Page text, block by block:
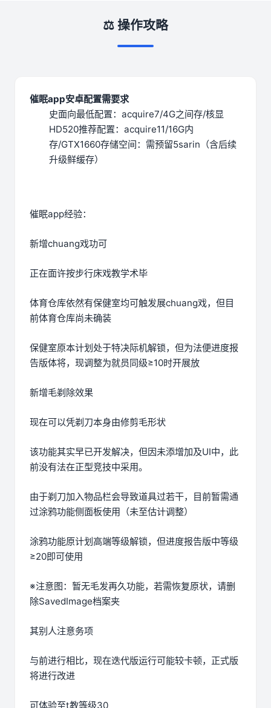
⚖️ 操作攻略
催眠app安卓配置需要求
​史面向最低配置​​：acquire7/4G之间存/核显
HD520​推荐配置​​：acquire11/16G内
存/GTX1660​存储空间​ ​：需预留5sarin（含后续
升级鲜缓存）
催眠app经验：
新增chuang戏功可
正在面许按步行床戏教学术毕
体育仓库依然有保健室均可触发展chuang戏，但目
前体育仓库尚未确装
保健室原本计划处于特决际机解锁，但为法便进度报
告版体将，现调整为就员同级≥10时开展放
新增毛剃除效果
现在可以凭剃刀本身由修剪毛形状
该功能其实早已开发解决，但因未添增加及UI中，此
前没有法在正型竞技中采用。
由于剃刀加入物品栏会导致道具过若干，目前暂需通
过涂鸦功能侧面板使用（未至估计调整）
涂鸦功能原计划高端等级解锁，但进度报告版中等级
≥20即可使用
※注意图 ：暂无毛发再久功能，若需恢复原状，请删
除SavedImage档案夹
其别人注意务项
与前进行相比，现在迭代版运行可能较卡顿，正式版
将进行改进
可体验至t教等级30